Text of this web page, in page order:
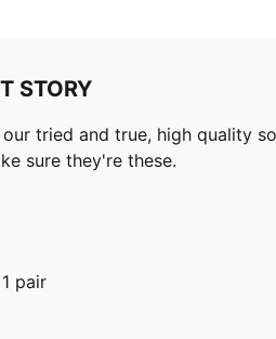
STORY
tried and true, high quality
sure they're these.
pair